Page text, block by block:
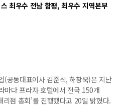
최우수 전남 함평, 최우수 지역본부
(공동대표이사 김준식, 하창욱)은 지난
마다 프라자 호텔에서 전국 150개
점 총회’를 진행했다고 20일 밝혔다.